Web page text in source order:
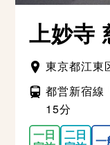
上妙寺
東京都江東
都営新宿線
15分